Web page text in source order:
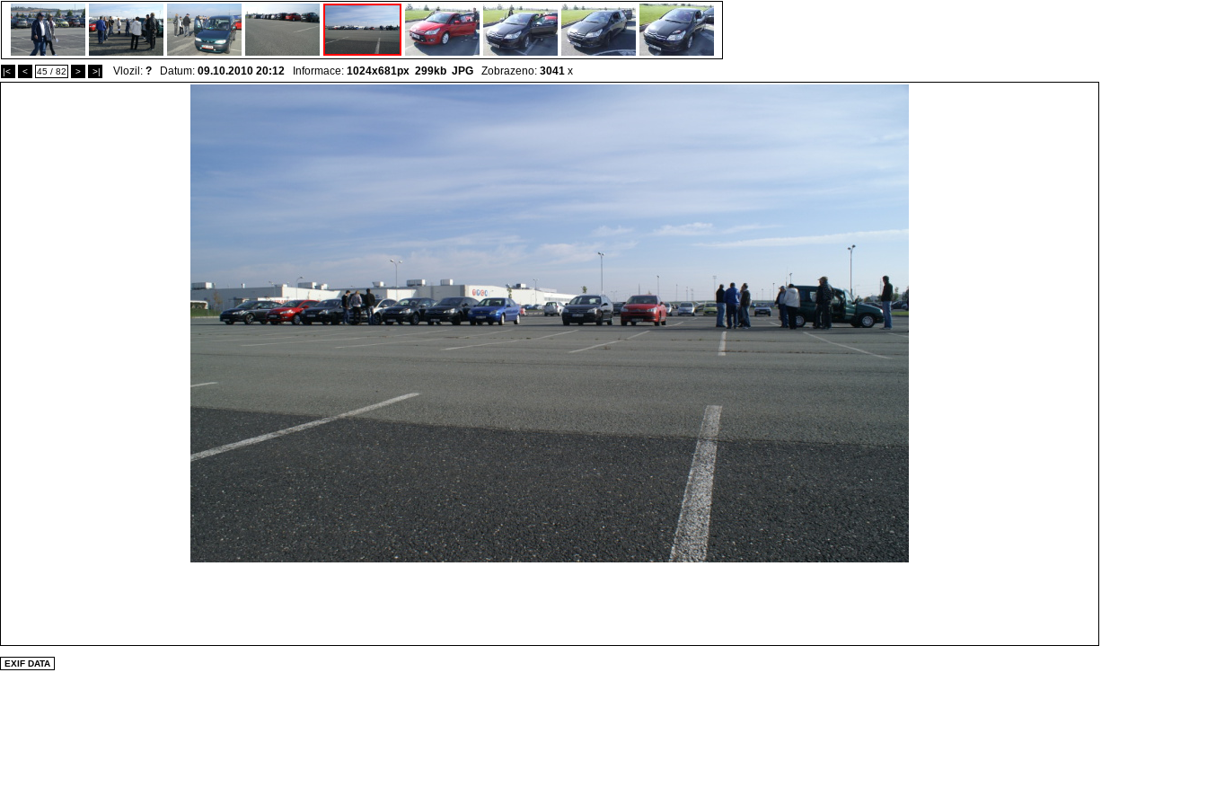
|< < 45 / 82 > >| Vlozil: ? Datum: 09.10.2010 20:12 Informace: 1024x681px 299kb JPG Zobrazeno: 3041 x
EXIF DATA